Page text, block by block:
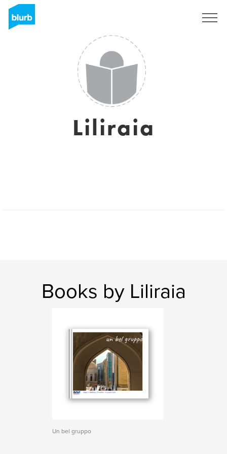
Liliraia
Books by Liliraia
Un bel gruppo